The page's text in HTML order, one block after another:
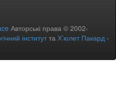
Авторські права © 2002-
інститутта Х’юлет Пакард -